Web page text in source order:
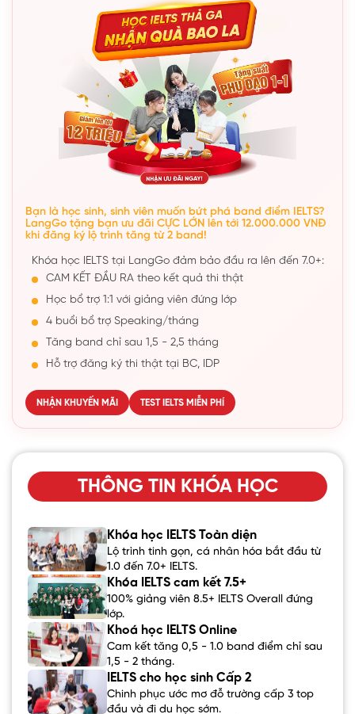
Bạn là học sinh, sinh viên muốn bứt phá band điểm IELTS?
LangGo tặng bạn ưu đãi CỰC LỚN lên tới 12.000.000 VNĐ
khi đăng ký lộ trình tăng từ 2 band!
Khóa học IELTS tại LangGo đảm bảo đầu ra lên đến 7.0+:
CAM KẾT ĐẦU RA theo kết quả thi thật
Học bổ trợ 1:1 với giảng viên đứng lớp
4 buổi bổ trợ Speaking/tháng
Tăng band chỉ sau 1,5 - 2,5 tháng
Hỗ trợ đăng ký thi thật tại BC, IDP
NHẬN KHUYẾN MÃI TEST IELTS MIỄN PHÍ
THÔNG TIN KHÓA HỌC
Khóa học IELTS Toàn diện
Lộ trình tinh gọn, cá nhân hóa bắt đầu từ
1.0 đến 7.0+ IELTS.
Khóa IELTS cam kết 7.5+
100% giảng viên 8.5+ IELTS Overall đứng
lớp.
Khoá học IELTS Online
Cam kết tăng 0,5 - 1.0 band điểm chỉ sau
1,5 - 2 tháng.
IELTS cho học sinh Cấp 2
Chinh phục ước mơ đỗ trường cấp 3 top
đầu và đi du học sớm.